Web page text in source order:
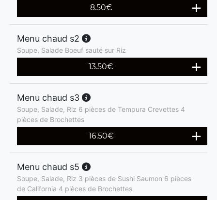
8.50€
Menu chaud s2
Soupe, Salade Boeuf sauté sur Riz
13.50€
Menu chaud s3
Soupe, Salade, Riz 6 pièces de Tempura Crevettes 4
pièces de Brochettes
16.50€
Menu chaud s5
Soupe, Salade, Riz 3 pièces de Sushi Saumon 6 pièces
de California 4 pièces de Brochettes